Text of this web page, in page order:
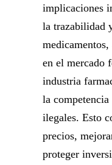
implicaciones
la trazabilidad
en el mercado
industria
la
ilegales. Esto
precios,
proteger